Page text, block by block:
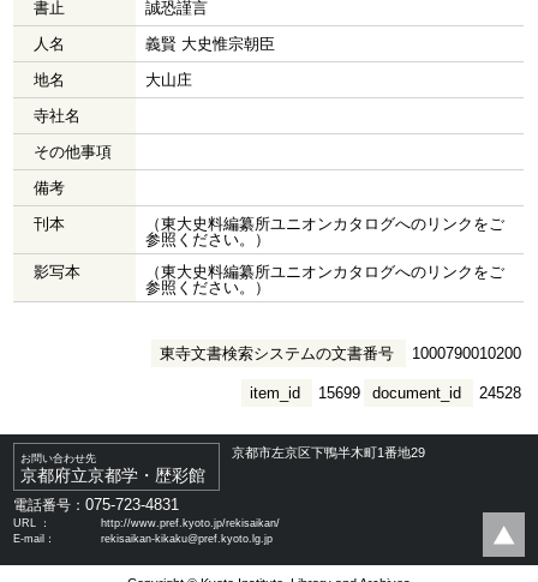
書止
誠恐謹言
人名
義賢 大史惟宗朝臣
地名
大山庄
寺社名
その他事項
備考
刊本
（東大史料編纂所ユニオンカタログへのリンクをご
参照ください。）
影写本
（東大史料編纂所ユニオンカタログへのリンクをご
参照ください。）
東寺文書検索システムの文書番号 1000790010200
document_id 24528
item_id 15699
お問い合わせ先
京都府立京都学・歴彩館
京都市左京区下鴨半木町1番地29
電話番号：075-723-4831
URL ：
http://www.pref.kyoto.jp/rekisaikan/
E-mail：
rekisaikan-kikaku@pref.kyoto.lg.jp